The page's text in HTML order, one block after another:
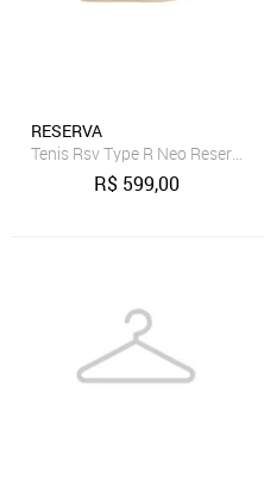
RESERVA
Tenis Rsv Type R Neo Reserva Go
R$ 599,00